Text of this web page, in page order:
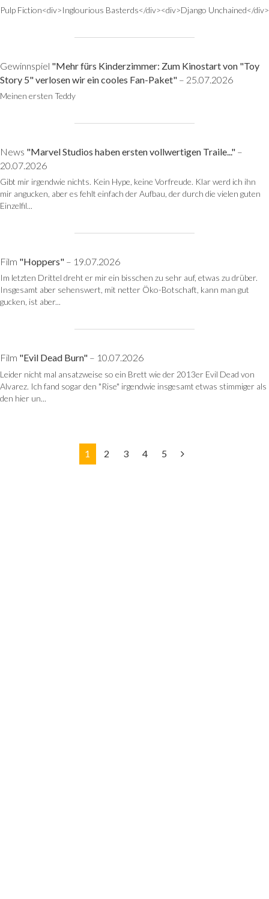
Pulp Fiction<div>Inglourious Basterds</div><div>Django Unchained</div>
Gewinnspiel "Mehr fürs Kinderzimmer: Zum Kinostart von "Toy
Story 5" verlosen wir ein cooles Fan-Paket" – 25.07.2026
Meinen ersten Teddy
News "Marvel Studios haben ersten vollwertigen Traile..." –
20.07.2026
Gibt mir irgendwie nichts. Kein Hype, keine Vorfreude. Klar werd ich ihn
mir angucken, aber es fehlt einfach der Aufbau, der durch die vielen guten
Einzelfil...
Film "Hoppers" – 19.07.2026
Im letzten Drittel dreht er mir ein bisschen zu sehr auf, etwas zu drüber.
Insgesamt aber sehenswert, mit netter Öko-Botschaft, kann man gut
gucken, ist aber...
Film "Evil Dead Burn" – 10.07.2026
Leider nicht mal ansatzweise so ein Brett wie der 2013er Evil Dead von
Alvarez. Ich fand sogar den "Rise" irgendwie insgesamt etwas stimmiger als
den hier un...
1 2 3 4 5